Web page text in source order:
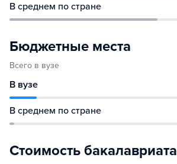
В среднем по стране
Бюджетные места
Всего в вузе
В вузе
В среднем по стране
Стоимость бакалавриата